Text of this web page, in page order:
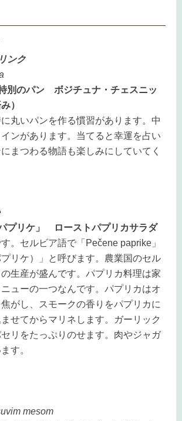
ンク
別のパン ボジチュナ・チェスニッ
）
丸いパンを作る慣習があります。中
ンがあります。当てると幸運を占い
まつわる物語も楽しみにしていてく
プリケ」 ローストパプリカサラダ
。セルビア語で「Pečene paprike」
プリケ）」と呼びます。農業国のセル
生産が盛んです。パプリカ料理は家
ューの一つなんです。パプリカはオ
がし、スモークの香りをパプリカに
せてからマリネします。ガーリック
リをたっぷりのせます。肉やジャガ
す。
mesom